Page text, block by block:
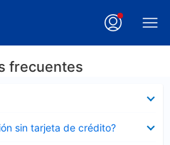
frecuentes
sin tarjeta de crédito?